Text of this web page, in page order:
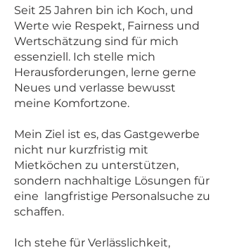
Seit 25 Jahren bin ich Koch, und
Werte wie Respekt, Fairness und
Wertschätzung sind für mich
essenziell. Ich stelle mich
Herausforderungen, lerne gerne
Neues und verlasse bewusst
meine Komfortzone.
Mein Ziel ist es, das Gastgewerbe
nicht nur kurzfristig mit
Mietköchen zu unterstützen,
sondern nachhaltige Lösungen für
eine langfristige Personalsuche zu
schaffen.
Ich stehe für Verlässlichkeit,